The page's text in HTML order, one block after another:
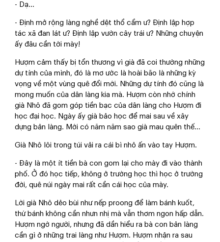
- Dạ...
- Định mở rộng làng nghề dệt thổ cẩm ư? Định lập hợp
tác xã đan lát ư? Định lập vườn cây trái ư? Những chuyện
ấy đâu cần tới mày!
Hượm cảm thấy bị tổn thương vì già đã coi thường những
dự tính của mình, đó là mơ ước là hoài bão là những kỳ
vọng về một vùng quê đổi mới. Những dự tính đó cũng là
mong muốn của dân làng kia mà. Hượm còn nhớ chính
già Nhô đã gom góp tiền bạc của dân làng cho Hượm đi
học đại học. Ngày ấy già bảo học để mai sau về xây
dựng bản làng. Mới có năm năm sao già mau quên thế...
Già Nhô lôi trong túi vải ra cái bì nhỏ ấn vào tay Hượm.
- Đây là một ít tiền bà con gom lại cho mày đi vào thành
phố. Ở đó học tiếp, không ở trường học thì học ở trường
đời, quê núi ngày mai rất cần cái học của mày.
Lời già Nhô dẻo bùi như nếp proong để làm bánh kuốt,
thứ bánh không cần nhưn nhị mà vẫn thơm ngon hấp dẫn.
Hượm ngớ người, nhưng đã dần hiểu ra bà con bản làng
cần gì ở những trai làng như Hượm. Hượm nhận ra sau